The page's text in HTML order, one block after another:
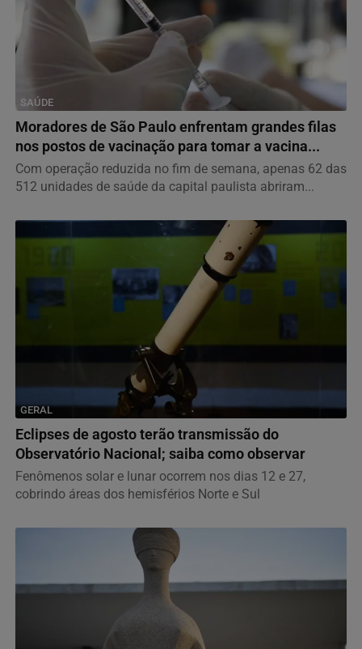
SAÚDE
Moradores de São Paulo enfrentam grandes filas
nos postos de vacinação para tomar a vacina...
Com operação reduzida no fim de semana, apenas 62 das
512 unidades de saúde da capital paulista abriram...
GERAL
Eclipses de agosto terão transmissão do
Observatório Nacional; saiba como observar
Fenômenos solar e lunar ocorrem nos dias 12 e 27,
cobrindo áreas dos hemisférios Norte e Sul